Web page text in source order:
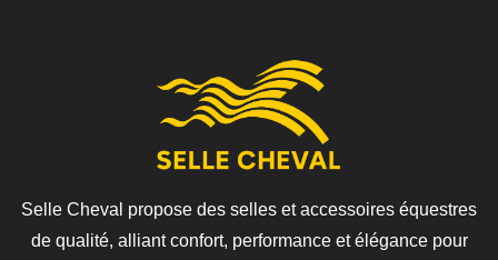
Selle Cheval propose des selles et accessoires équestres
de qualité, alliant confort, performance et élégance pour